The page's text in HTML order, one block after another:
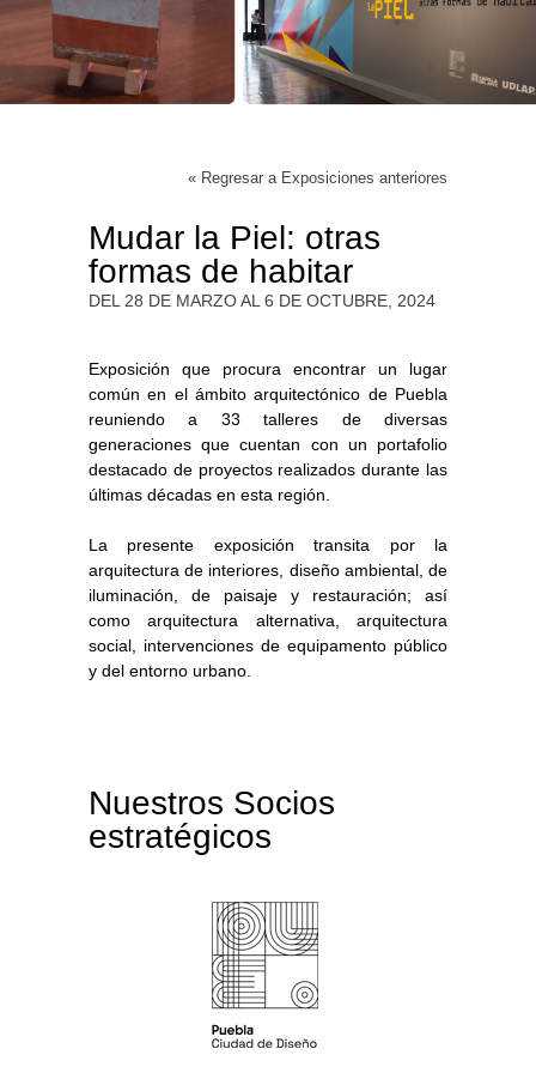
« Regresar a Exposiciones anteriores
Mudar la Piel: otras
formas de habitar
DEL 28 DE MARZO AL 6 DE OCTUBRE, 2024
Exposición que procura encontrar un lugar
común en el ámbito arquitectónico de Puebla
reuniendo a 33 talleres de diversas
generaciones que cuentan con un portafolio
destacado de proyectos realizados durante las
últimas décadas en esta región.
La presente exposición transita por la
arquitectura de interiores, diseño ambiental, de
iluminación, de paisaje y restauración; así
como arquitectura alternativa, arquitectura
social, intervenciones de equipamento público
y del entorno urbano.
Nuestros Socios
estratégicos